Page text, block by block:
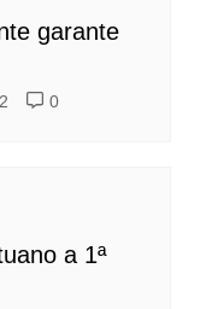
garante
0
a 1ª